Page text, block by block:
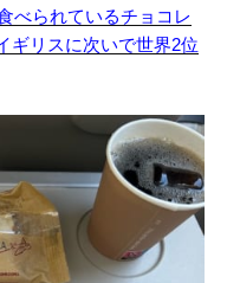
べられているチョコレ
ギリスに次いで世界2位